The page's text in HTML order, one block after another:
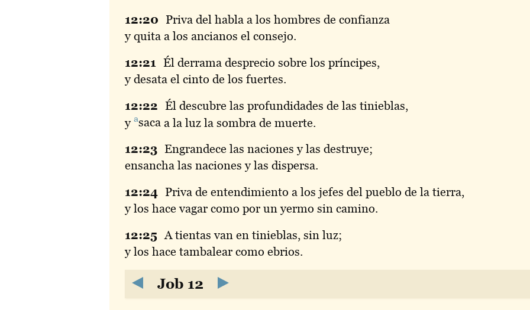
12:20 Priva del habla a los hombres de confianza
y quita a los ancianos el consejo.
12:21 Él derrama desprecio sobre los príncipes,
y desata el cinto de los fuertes.
12:22 Él descubre las profundidades de las tinieblas,
y asaca a la luz la sombra de muerte.
12:23 Engrandece las naciones y las destruye;
ensancha las naciones y las dispersa.
12:24 Priva de entendimiento a los jefes del pueblo de la tierra,
y los hace vagar como por un yermo sin camino.
12:25 Atientas van en tinieblas, sin luz;
y los hace tambalear como ebrios.
Job 12